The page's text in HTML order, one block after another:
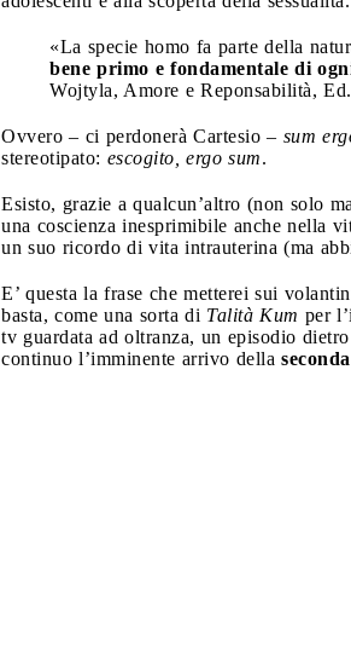
«La specie homo fa parte della
bene primo e fondamentale di
Wojtyla, Amore e Reponsabilità,
Ovvero – ci perdonerà Cartesio – sum
stereotipato: escogito, ergo sum.
Esisto, grazie a qualcun’altro (non solo
una coscienza inesprimibile anche nella
un suo ricordo di vita intrauterina (ma
E’ questa la frase che metterei sui
basta, come una sorta di Talità Kum per
tv guardata ad oltranza, un episodio
continuo l’imminente arrivo della